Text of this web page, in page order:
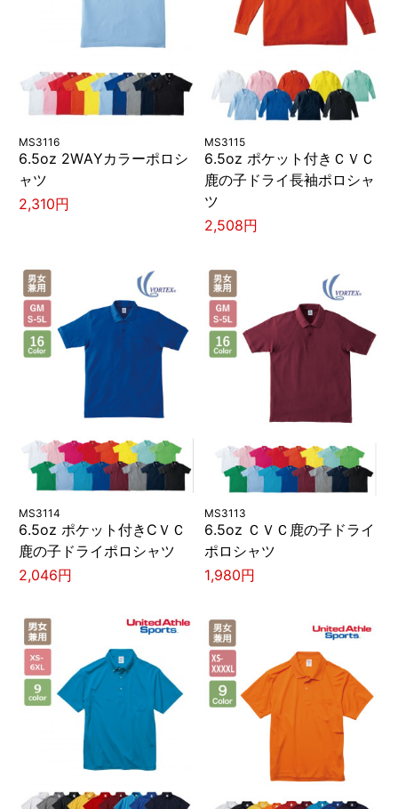
MS3116
6.5oz 2WAYカラーポロシ
ャツ
2,310円
MS3115
6.5oz ポケット付きＣＶＣ
鹿の子ドライ長袖ポロシャ
ツ
2,508円
MS3114
6.5oz ポケット付きCＶＣ
鹿の子ドライポロシャツ
2,046円
MS3113
6.5oz ＣＶＣ鹿の子ドライ
ポロシャツ
1,980円